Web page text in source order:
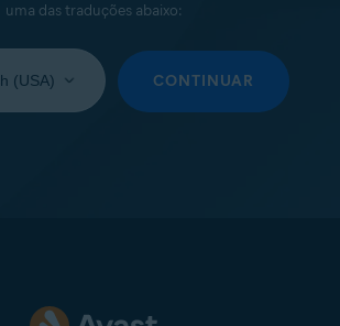
uma das traduções abaixo:
seu
CONTINUAR